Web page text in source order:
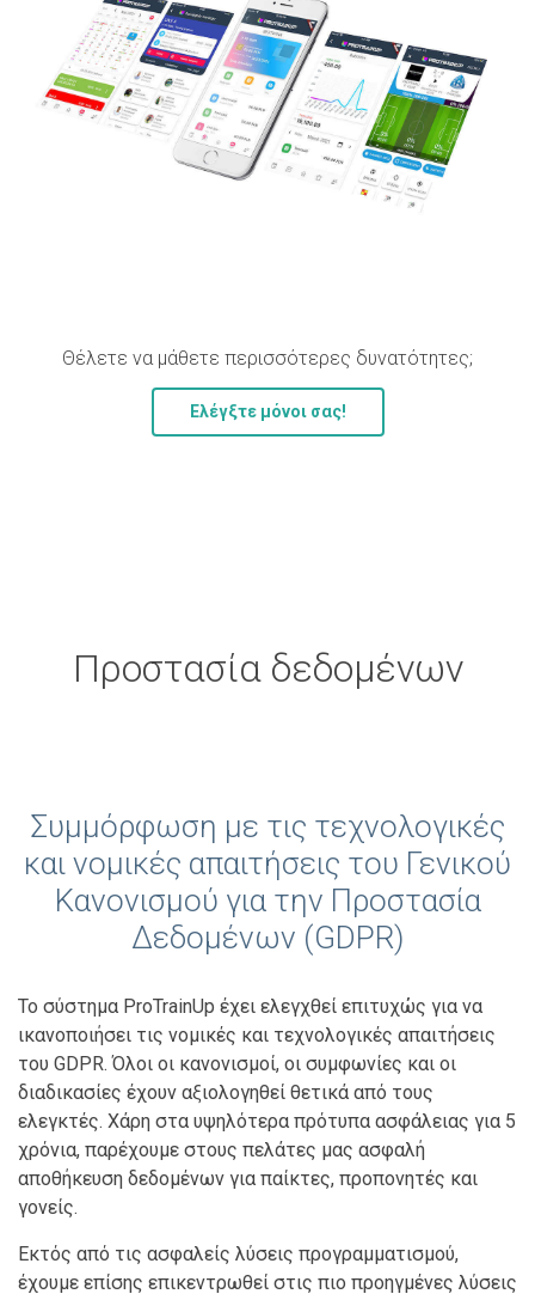
Θέλετε να μάθετε περισσότερες δυνατότητες;
Ελέγξτε μόνοι σας!
Προστασία δεδομένων
Συμμόρφωση με τις τεχνολογικές
και νομικές απαιτήσεις του Γενικού
Κανονισμού για την Προστασία
Δεδομένων (GDPR)
Το σύστημα ProTrainUp έχει ελεγχθεί επιτυχώς για να
ικανοποιήσει τις νομικές και τεχνολογικές απαιτήσεις
του GDPR. Όλοι οι κανονισμοί, οι συμφωνίες και οι
διαδικασίες έχουν αξιολογηθεί θετικά από τους
ελεγκτές. Χάρη στα υψηλότερα πρότυπα ασφάλειας για 5
χρόνια, παρέχουμε στους πελάτες μας ασφαλή
αποθήκευση δεδομένων για παίκτες, προπονητές και
γονείς.
Εκτός από τις ασφαλείς λύσεις προγραμματισμού,
έχουμε επίσης επικεντρωθεί στις πιο προηγμένες λύσεις